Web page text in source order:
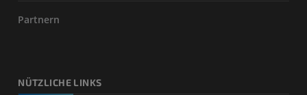
Partnern
NÜTZLICHE LINKS